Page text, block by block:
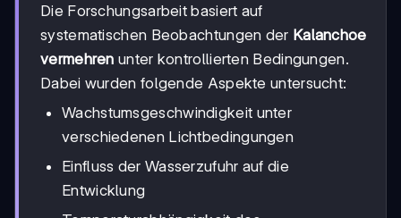
Die Forschungsarbeit basiert auf
systematischen Beobachtungen der Kalanchoe
vermehren unter kontrollierten Bedingungen.
Dabei wurden folgende Aspekte untersucht:
Wachstumsgeschwindigkeit unter
verschiedenen Lichtbedingungen
Einfluss der Wasserzufuhr auf die
Entwicklung